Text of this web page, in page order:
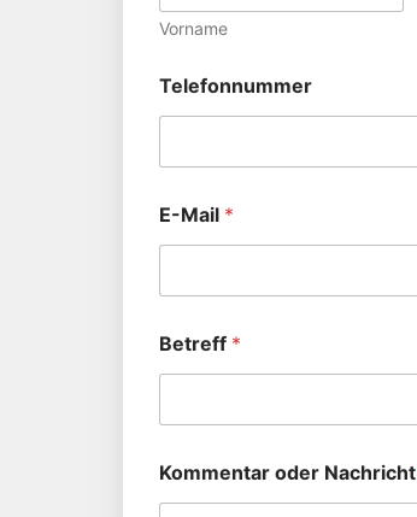
Vorname
Telefonnummer
E-Mail *
Betreff *
Kommentar oder Nachricht